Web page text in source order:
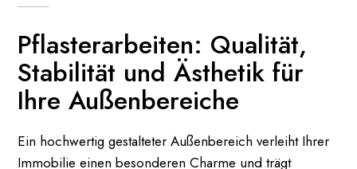
Pflasterarbeiten: Qualität,
Stabilität und Ästhetik für
Ihre Außenbereiche
Ein hochwertig gestalteter Außenbereich verleiht Ihrer
Immobilie einen besonderen Charme und trägt